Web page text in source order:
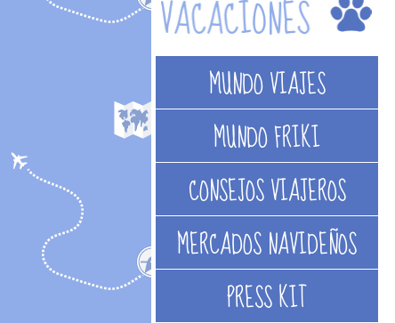
MUNDO VIAJES
MUNDO FRIKI
CONSEJOS VIAJEROS
MERCADOS NAVIDEÑOS
PRESS KIT